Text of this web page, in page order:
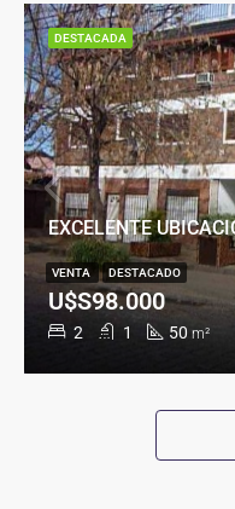
2 1 50 m²
U$S98.000
VENTA DESTACADO
DESTACADA